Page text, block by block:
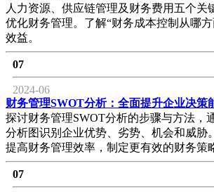
人力资源、供应链管理及财务费用五个关
优化财务管理。了解“财务成本控制从哪
效益。
07
2024-06
财务管理SWOT分析：全面提升企业决策
探讨财务管理SWOT分析的步骤与方法，
分析图识别企业优势、劣势、机会和威胁
提高财务管理效率，制定更有效的财务策
07